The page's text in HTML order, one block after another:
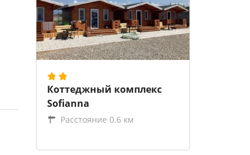
Коттеджный комплекс
Sofianna
Расстояние 0.6 км